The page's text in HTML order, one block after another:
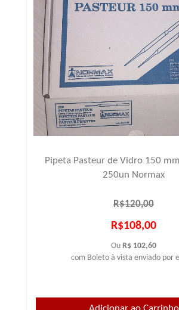
Pipeta Pasteur de Vidro 150
250un Normax
R$120,00
R$108,00
Ou R$ 102,60
com Boleto à vista enviado por